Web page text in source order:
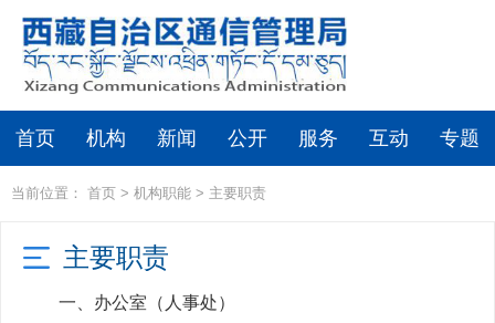
首页 机构 新闻 公开 服务 互动 专题
当前位置： 首页 > 机构职能 > 主要职责
主要职责
一、办公室（人事处）